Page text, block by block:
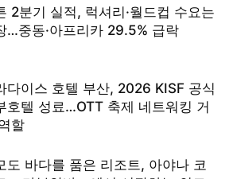
2분기 실적, 럭셔리·월드컵 수요는
…중동·아프리카 29.5% 급락
다이스 호텔 부산, 2026 KISF 공식
호텔 성료…OTT 축제 네트워킹 거
할
도 바다를 품은 리조트, 아야나 코